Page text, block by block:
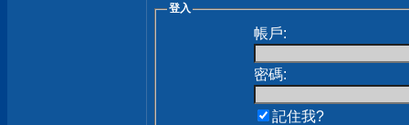
登入
帳戶:
密碼:
記住我?